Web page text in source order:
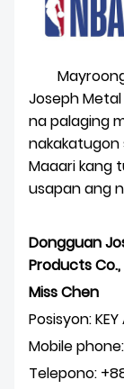
Mayroong
Joseph
na palaging
nakakatugon
Maaari kang
usapan ang
Dongguan
Products Co.,
Miss Chen
Posisyon:
Mobile
Telepono: